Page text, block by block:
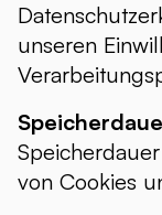
unseren
von Cookies